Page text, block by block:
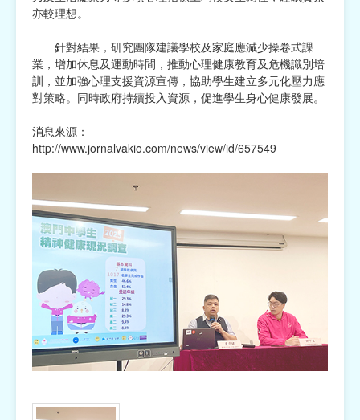
亦較理想。
針對結果，研究團隊建議學校及家庭應減少操卷式課
業，增加休息及運動時間，推動心理健康教育及危機識別培
訓，並加強心理支援資源宣傳，協助學生建立多元化壓力應
對策略。同時政府持續投入資源，促進學生身心健康發展。
消息來源：
http://www.jornalvakio.com/news/view/id/657549